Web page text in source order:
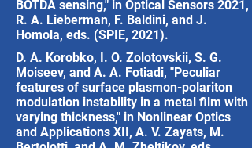
BOTDA sensing," in Optical Sensors 2021,
R. A. Lieberman, F. Baldini, and J.
Homola, eds. (SPIE, 2021).
D. A. Korobko, I. O. Zolotovskii, S. G.
Moiseev, and A. A. Fotiadi, "Peculiar
features of surface plasmon-polariton
modulation instability in a metal film with
varying thickness," in Nonlinear Optics
and Applications XII, A. V. Zayats, M.